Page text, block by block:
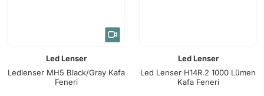
Led Lenser
Ledlenser MH5 Black/Gray Kafa
Feneri
Led Lenser
Led Lenser H14R.2 1000 Lümen
Kafa Feneri